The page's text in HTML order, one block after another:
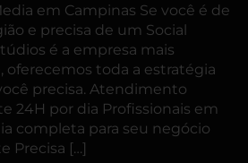
em Campinas Se você é de
e precisa de um Social
é a empresa mais
oferecemos toda a estratégia
precisa. Atendimento
24H por dia Profissionais em
completa para seu negócio
Precisa […]